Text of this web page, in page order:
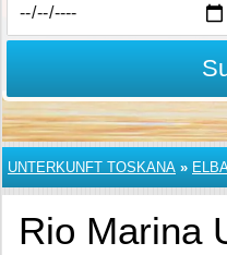
UNTERKUNFT TOSKANA »
Rio Marina